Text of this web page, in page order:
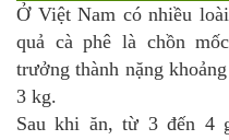
Ở Việt Nam có nhiều
quả cà phê là chồn
trưởng thành nặng
3 kg.
Sau khi ăn, từ 3 đến 4